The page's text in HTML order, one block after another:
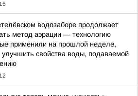
водозаборе продолжает
метод аэрации — технологию
применили на прошлой неделе,
улучшить свойства воды, подаваемой